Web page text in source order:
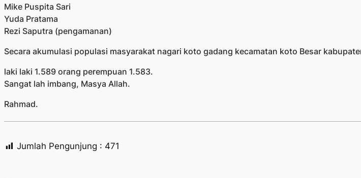
Mike Puspita Sari
Yuda Pratama
Rezi Saputra (pengamanan)
Secara akumulasi populasi masyarakat nagari koto gadang kecamatan koto Besar
laki laki 1.589 orang perempuan 1.583.
Sangat lah imbang, Masya Allah.
Rahmad.
Jumlah Pengunjung : 471